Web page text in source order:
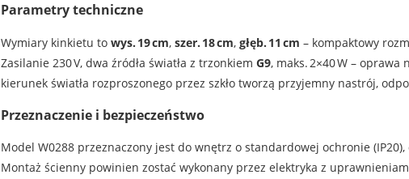
Parametry techniczne
Wymiary kinkietu to wys. 19 cm, szer. 18 cm, głęb. 11 cm – kompaktowy
Zasilanie 230 V, dwa źródła światła z trzonkiem G9, maks. 2×40 W –
kierunek światła rozproszonego przez szkło tworzą przyjemny nastrój,
Przeznaczenie i bezpieczeństwo
Model W0288 przeznaczony jest do wnętrz o standardowej ochronie
Montaż ścienny powinien zostać wykonany przez elektryka z